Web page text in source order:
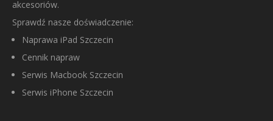
akcesoriów.
Sprawdź nasze doświadczenie:
Naprawa iPad Szczecin
Cennik napraw
Serwis Macbook Szczecin
Serwis iPhone Szczecin